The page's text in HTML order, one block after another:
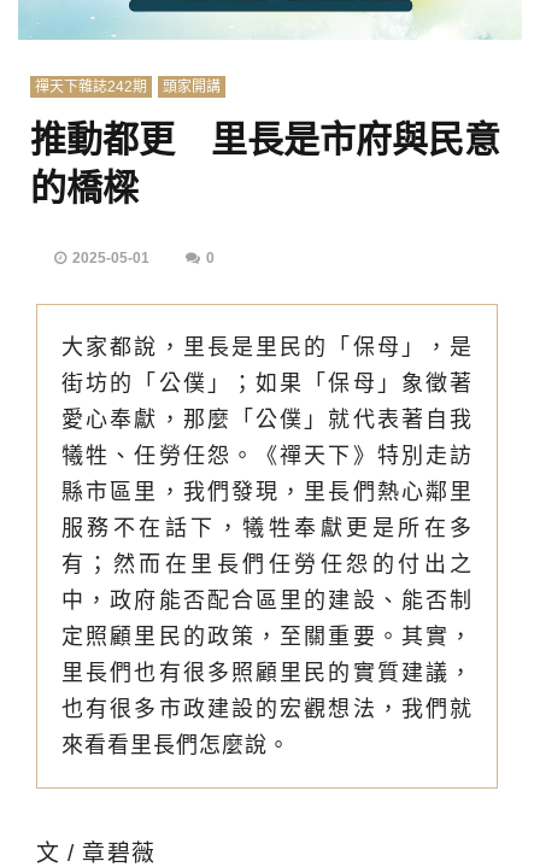
禪天下雜誌242期 頭家開講
推動都更 里長是市府與民意
的橋樑
2025-05-01 0
大家都說，里長是里民的「保母」，是
街坊的「公僕」；如果「保母」象徵著
愛心奉獻，那麼「公僕」就代表著自我
犧牲、任勞任怨。《禪天下》特別走訪
縣市區里，我們發現，里長們熱心鄰里
服務不在話下，犧牲奉獻更是所在多
有；然而在里長們任勞任怨的付出之
中，政府能否配合區里的建設、能否制
定照顧里民的政策，至關重要。其實，
里長們也有很多照顧里民的實質建議，
也有很多市政建設的宏觀想法，我們就
來看看里長們怎麼說。
文 / 章碧薇